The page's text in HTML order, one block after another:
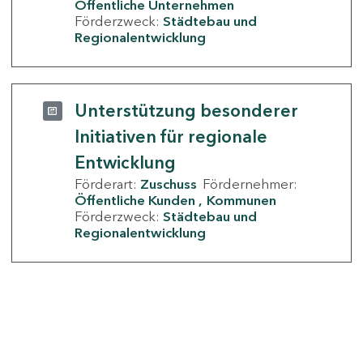
Öffentliche Unternehmen
Förderzweck: Städtebau und
Regionalentwicklung
Unterstützung besonderer
Initiativen für regionale
Entwicklung
Förderart: Zuschuss Fördernehmer:
Öffentliche Kunden
Kommunen
Förderzweck: Städtebau und
Regionalentwicklung